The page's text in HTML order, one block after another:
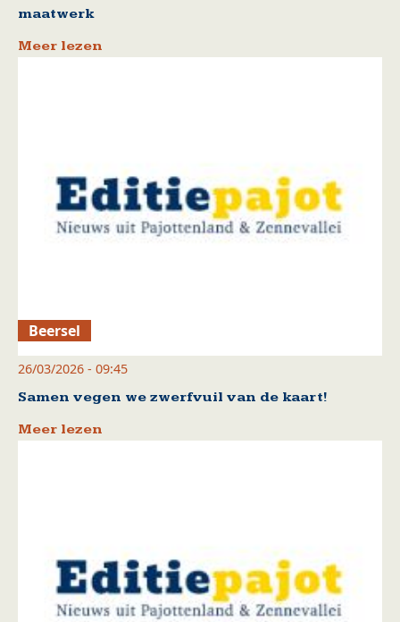
maatwerk
Meer lezen
Beersel
26/03/2026 - 09:45
Samen vegen we zwerfvuil van de kaart!
Meer lezen